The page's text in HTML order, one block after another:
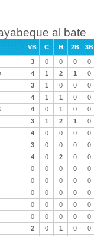
al bate
VB C H 2B 3B
3 0 0 0 0
4 1 2 1 0
3 1 0 0 0
4 1 1 0 0
4 0 1 0 0
3 1 2 1 0
4 0 0 0 0
3 0 0 0 0
4 0 2 0 0
0 0 0 0 0
0 0 0 0 0
0 0 0 0 0
0 0 0 0 0
0 0 0 0 0
2 0 1 0 0